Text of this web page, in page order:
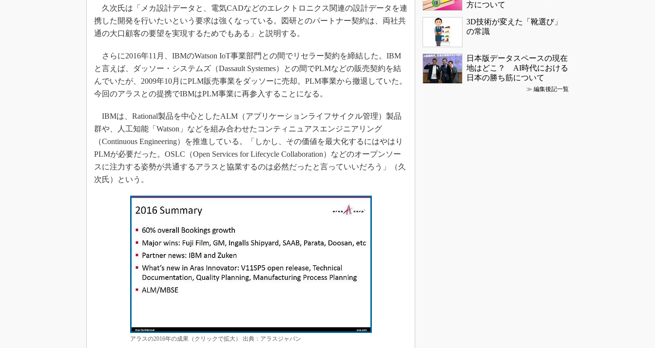
久次氏は「メカ設計データと、電気CADなどのエレクトロニクス関連の設計データを連
携した開発を行いたいという要求は強くなっている。図研とのパートナー契約は、両社共
通の大口顧客の要望を実現するためでもある」と説明する。
さらに2016年11月、IBMのWatson IoT事業部門との間でリセラー契約を締結した。IBM
と言えば、ダッソー・システムズ（Dassault Systemes）との間でPLMなどの販売契約を結
んでいたが、2009年10月にPLM販売事業をダッソーに売却。PLM事業から撤退していた。
今回のアラスとの提携でIBMはPLM事業に再参入することになる。
IBMは、Rational製品を中心としたALM（アプリケーションライフサイクル管理）製品
群や、人工知能「Watson」などを組み合わせたコンティニュアスエンジニアリング
（Continuous Engineering）を推進している。「しかし、その価値を最大化するにはやはり
PLMが必要だった。OSLC（Open Services for Lifecycle Collaboration）などのオープンソー
スに注力する姿勢が共通するアラスと協業するのは必然だったと言っていいだろう」（久
次氏）という。
アラスの2016年の成果（クリックで拡大） 出典：アラスジャパン
方について
3D技術が変えた「靴選び」
の常識
日本版データスペースの現在
地はどこ？ AI時代における
日本の勝ち筋について
≫ 編集後記一覧